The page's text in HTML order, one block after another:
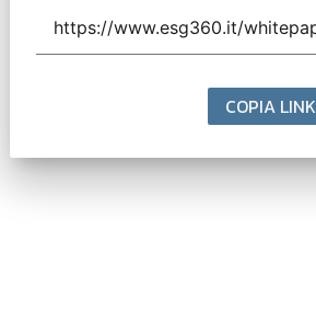
COPIA LINK